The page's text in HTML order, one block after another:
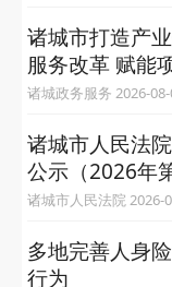
诸城市打造产
服务改革 赋能
诸城政务服务
诸城市人民法
公示（2026年
诸城市人民
多地完善人身
行为